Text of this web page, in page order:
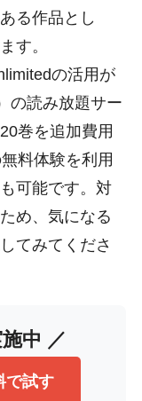
る作品とし
す。
の活用が
の読み放題サー
巻を追加費用
料体験を利用
可能です。対
め、気になる
てみてくださ
中 ／
で試す